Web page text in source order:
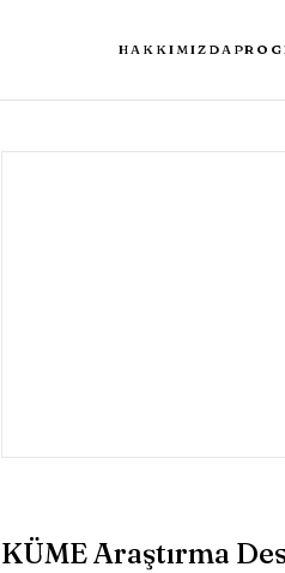
HAKKIMIZDA
KÜME Araştırma